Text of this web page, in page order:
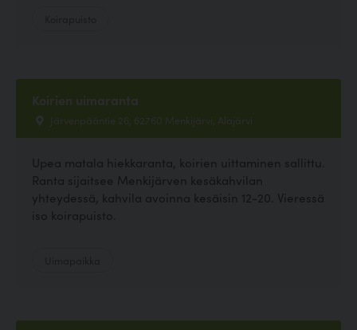
Koirien uimaranta
Järvenpääntie 26, 62760 Menkijärvi, Alajärvi
Upea matala hiekkaranta, koirien uittaminen sallittu.
Ranta sijaitsee Menkijärven kesäkahvilan
yhteydessä, kahvila avoinna kesäisin 12-20. Vieressä
iso koirapuisto.